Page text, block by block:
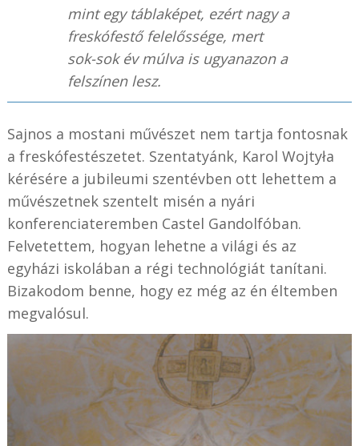
mint egy táblaképet, ezért nagy a
freskófestő felelőssége, mert
sok-sok év múlva is ugyanazon a
felszínen lesz.
Sajnos a mostani művészet nem tartja fontosnak
a freskófestészetet. Szentatyánk, Karol Wojtyła
kérésére a jubileumi szentévben ott lehettem a
művészetnek szentelt misén a nyári
konferenciateremben Castel Gandolfóban.
Felvetettem, hogyan lehetne a világi és az
egyházi iskolában a régi technológiát tanítani.
Bizakodom benne, hogy ez még az én éltemben
megvalósul.